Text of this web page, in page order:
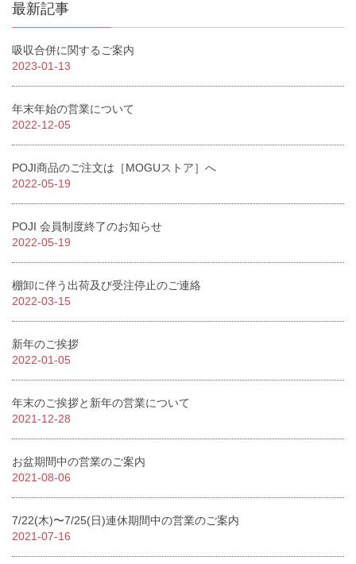
最新記事
吸収合併に関するご案内
2023-01-13
年末年始の営業について
2022-12-05
POJI商品のご注文は［MOGUストア］へ
2022-05-19
POJI 会員制度終了のお知らせ
2022-05-19
棚卸に伴う出荷及び受注停止のご連絡
2022-03-15
新年のご挨拶
2022-01-05
年末のご挨拶と新年の営業について
2021-12-28
お盆期間中の営業のご案内
2021-08-06
7/22(木)〜7/25(日)連休期間中の営業のご案内
2021-07-16